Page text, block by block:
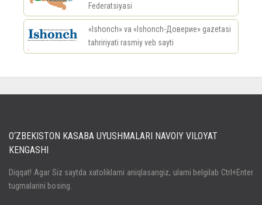
Federatsiyasi
«Ishonch» va «Ishonch-Доверие» gazetasi
tahririyati rasmiy veb sayti
Паролни унутдингизми?
O‘ZBEKISTON KASABA UYUSHMALARI NAVOIY VILOYAT
KENGASHI
Diqqat! Agar Siz saytda xatoliklarni aniqlasangiz, ularni belgilab Ctrl+Enter
tugmalarini bosing.